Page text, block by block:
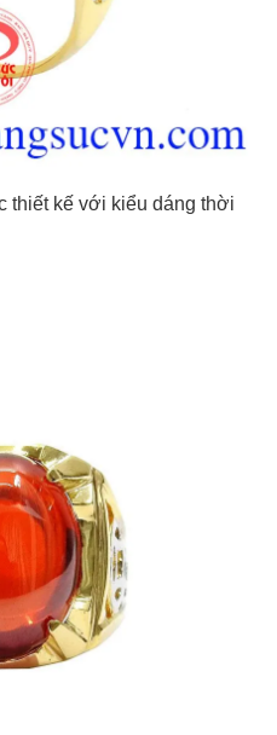
thiết kế với kiểu dáng thời